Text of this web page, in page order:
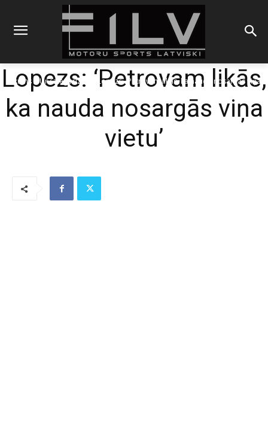
Sākums Uncategorized
Lopezs: 'Petrovam likās, ka nauda nosargās viņa
Lopezs: ‘Petrovam likās,
ka nauda nosargās viņa
vietu’